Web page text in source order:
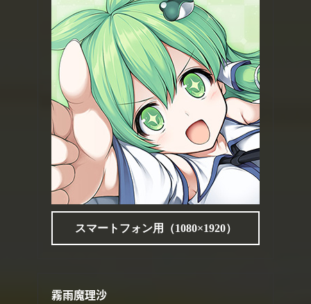
スマートフォン用（1080×1920）
霧雨魔理沙